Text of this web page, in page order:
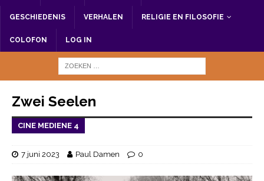
GESCHIEDENIS VERHALEN RELIGIE EN FILOSOFIE
COLOFON LOG IN
Zwei Seelen
CINE MEDIENE 4
7 juni 2023 Paul Damen 0